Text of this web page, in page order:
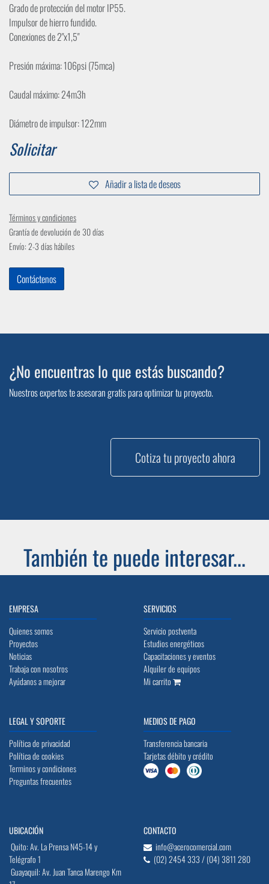
Grado de protección del motor IP55.
Impulsor de hierro fundido.
Conexiones de 2"x1,5"
Presión máxima: 106psi (75mca)
Caudal máximo: 24m3h
Diámetro de impulsor: 122mm
Solicitar
Añadir a lista de deseos
Términos y condiciones
Grantía de devolución de 30 días
Envío: 2-3 días hábiles
Contáctenos
¿No encuentras lo que estás buscando?
Nuestros expertos te asesoran gratis para optimizar tu proyecto.
Cotiza tu proyecto ahora
También te puede interesar...
EMPRESA
Quienes somos
Proyectos
Noticias
Trabaja con nosotros
Ayúdanos a mejorar
SERVICIOS
Servicio postventa
Estudios energéticos
Capacitaciones y eventos
Alquiler de equipos
Mi carrito
LEGAL Y SOPORTE
Política de privacidad
Política de cookies
Terminos y condiciones
Preguntas frecuentes
MEDIOS DE PAGO
Transferencia bancaria
Tarjetas débito y crédito
UBICACIÓN
Quito: Av. La Prensa N45-14 y
Telégrafo 1
Guayaquil: Av. Juan Tanca Marengo Km
CONTACTO
info@acerocomercial.com
(02) 2454 333 / (04) 3811 280